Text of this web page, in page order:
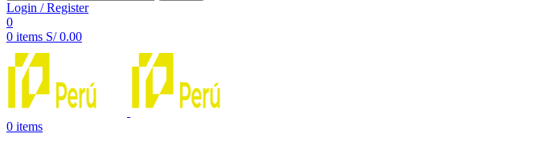
Login / Register
0
0 items S/0.00
0 items